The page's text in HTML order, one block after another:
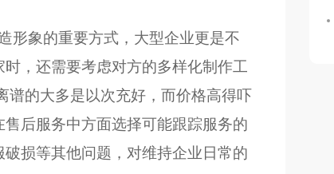
形象的重要方式，大型企业更是不
，还需要考虑对方的多样化制作工
谱的大多是以次充好，而价格高得吓
后服务中方面选择可能跟踪服务的
破损等其他问题，对维持企业日常的